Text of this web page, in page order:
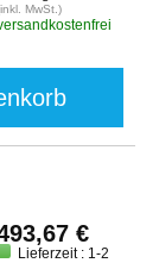
MwSt.)
€
Lieferzeit : 1-2